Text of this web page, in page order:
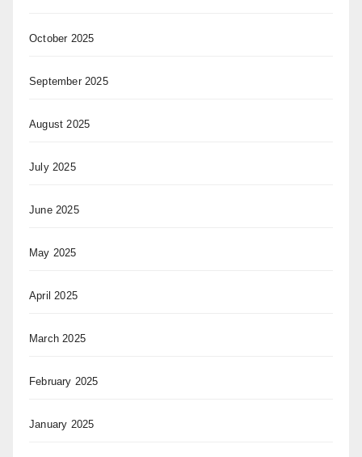
October 2025
September 2025
August 2025
July 2025
June 2025
May 2025
April 2025
March 2025
February 2025
January 2025